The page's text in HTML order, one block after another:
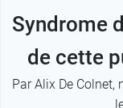
Syndrome
de cette
ParAlix De Colnet,